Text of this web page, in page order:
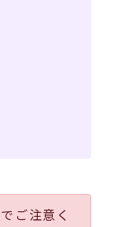
ご注意く